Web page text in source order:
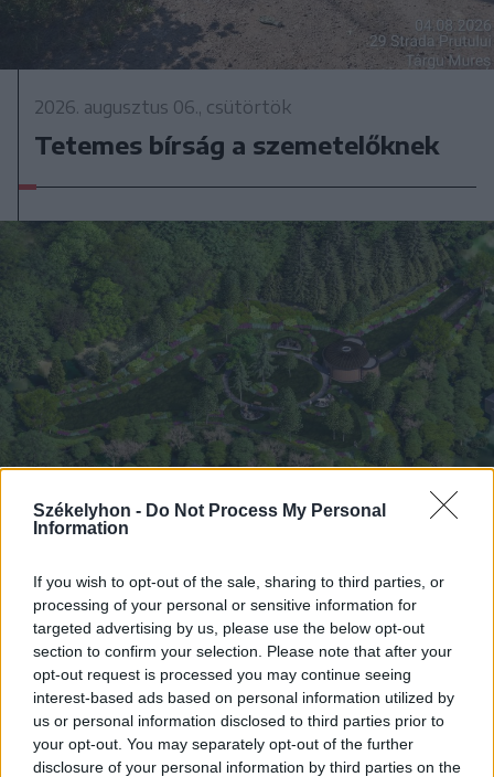
Székelyhon - Do Not Process My Personal
Information
If you wish to opt-out of the sale, sharing to third parties, or
processing of your personal or sensitive information for
targeted advertising by us, please use the below opt-out
section to confirm your selection. Please note that after your
opt-out request is processed you may continue seeing
interest-based ads based on personal information utilized by
us or personal information disclosed to third parties prior to
your opt-out. You may separately opt-out of the further
disclosure of your personal information by third parties on the
2026. augusztus 06., csütörtök
Tetemes bírság a szemetelőknek
2026. augusztus 06., csütörtök
Tematikus medvepark készül
Szovátán